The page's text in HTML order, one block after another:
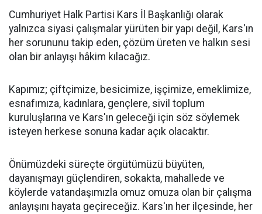
Cumhuriyet Halk Partisi Kars İl Başkanlığı olarak
yalnızca siyasi çalışmalar yürüten bir yapı değil, Kars'ın
her sorununu takip eden, çözüm üreten ve halkın sesi
olan bir anlayışı hâkim kılacağız.
Kapımız; çiftçimize, besicimize, işçimize, emeklimize,
esnafımıza, kadınlara, gençlere, sivil toplum
kuruluşlarına ve Kars'ın geleceği için söz söylemek
isteyen herkese sonuna kadar açık olacaktır.
Önümüzdeki süreçte örgütümüzü büyüten,
dayanışmayı güçlendiren, sokakta, mahallede ve
köylerde vatandaşımızla omuz omuza olan bir çalışma
anlayışını hayata geçireceğiz. Kars'ın her ilçesinde, her